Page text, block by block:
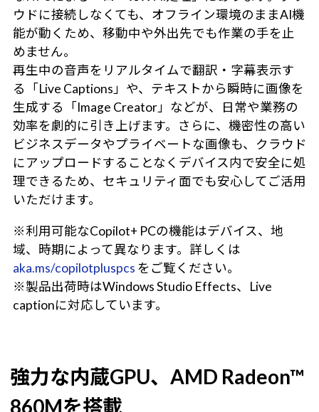
ウドに接続しなくても、オフライン環境のままAI機
能が動くため、移動中や外出先でも作業の手を止
めません。
再生中の音声をリアルタイムで翻訳・字幕表示す
る「Live Captions」や、テキストから瞬時に画像を
生成する「Image Creator」などが、日常や業務の
効率を劇的に引き上げます。さらに、機密性の高い
ビジネスデータやプライベートな画像も、クラウド
にアップロードすることなくデバイス内で安全に処
理できるため、セキュリティ面でも安心してご活用
いただけます。
※利用可能なCopilot+ PCの機能はデバイス、地
域、時期によって異なります。詳しくは
aka.ms/copilotpluspcs をご覧ください。
※製品出荷時はWindows Studio Effects、Live
captionに対応しています。
強力な内蔵GPU、AMD Radeon™
860Mを搭載